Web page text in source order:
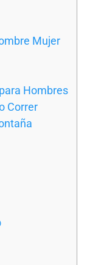
Mujer
Hombres
Correr